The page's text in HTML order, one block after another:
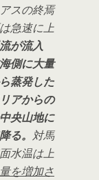
スの終焉
急速に上
が流入
側に大量
蒸発した
アからの
央山地に
る。 対馬
水温は上
を増加さ